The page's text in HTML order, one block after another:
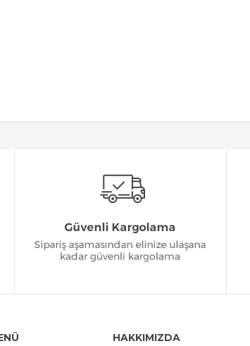
HAKKIMIZDA